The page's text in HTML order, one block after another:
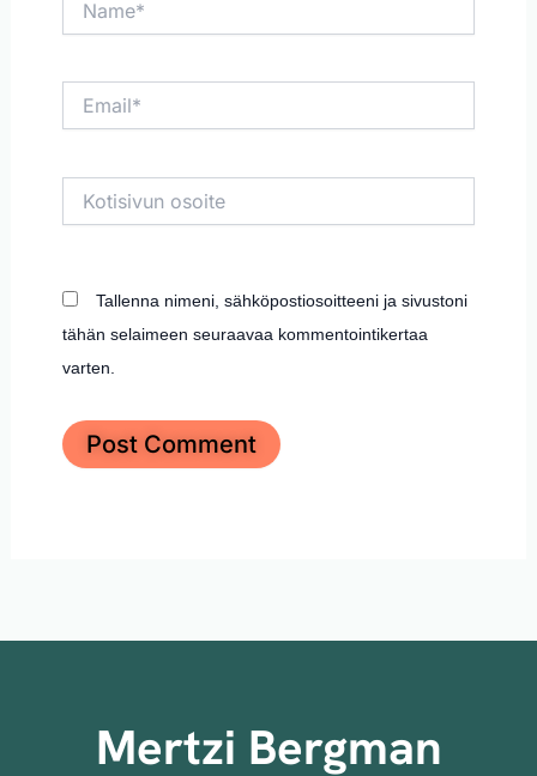
osoite
Tallenna nimeni, sähköpostiosoitteeni ja sivustoni
tähän selaimeen seuraavaa kommentointikertaa
varten.
Mertzi Bergman